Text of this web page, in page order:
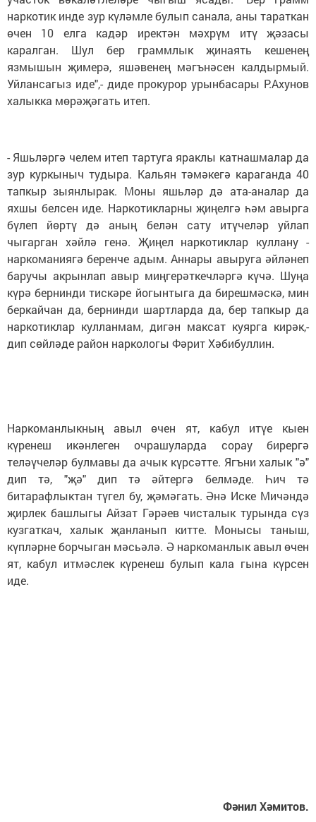
наркотик инде зур күләмле булып санала, аны тараткан
өчен 10 елга кадәр иректән мәхрүм итү җәзасы
каралган. Шул бер граммлык җинаять кешенең
язмышын җимерә, яшәвенең мәгънәсен калдырмый.
Уйлансагыз иде",- диде прокурор урынбасары Р.Ахунов
халыкка мөрәҗәгать итеп.
- Яшьләргә челем итеп тартуга яраклы катнашмалар да
зур куркыныч тудыра. Кальян тәмәкегә караганда 40
тапкыр зыянлырак. Моны яшьләр дә ата-аналар да
яхшы белсен иде. Наркотикларны җиңелгә һәм авырга
бүлеп йөртү дә аның белән сату итүчеләр уйлап
чыгарган хәйлә генә. Җиңел наркотиклар куллану -
наркоманиягә беренче адым. Аннары авыруга әйләнеп
баручы акрынлап авыр миңгерәткечләргә күчә. Шуңа
күрә бернинди тискәре йогынтыга да бирешмәскә, мин
беркайчан да, бернинди шартларда да, бер тапкыр да
наркотиклар кулланмам, дигән максат куярга кирәк,-
дип сөйләде район наркологы Фәрит Хәбибуллин.
Наркоманлыкның авыл өчен ят, кабул итүе кыен
күренеш икәнлеген очрашуларда сорау бирергә
теләүчеләр булмавы да ачык күрсәтте. Ягъни халык "ә"
дип тә, "җә" дип тә әйтергә белмәде. Һич тә
битарафлыктан түгел бу, җәмәгать. Әнә Иске Мичәндә
җирлек башлыгы Айзат Гәрәев чисталык турында сүз
кузгаткач, халык җанланып китте. Монысы таныш,
күпләрне борчыган мәсьәлә. Ә наркоманлык авыл өчен
ят, кабул итмәслек күренеш булып кала гына күрсен
иде.
Фәнил Хәмитов.